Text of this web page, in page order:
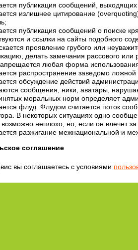
публикация сообщений, выходящих
излишнее цитирование
публикация сообщений о поиске
и ссылки на сайты подобного
проявление грубого или
делать замечания рассового или
любая форма
распространение заведомо
обсуждение действий
сообщения, ники, аватары,
моральных норм определяет
флуд. Флудом считается поток
В некоторых ситуациях одно
возможно неплохо, но, если он влечет
разжигание межнациональной и
соглашение
вы соглашаетесь с условиями